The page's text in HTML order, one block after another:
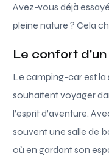
Avez-vous déjà
pleine nature ? Cela
Le confort
Le camping-car est la
souhaitent voyager
l’esprit d’aventure.
souvent une salle de
où en gardant son